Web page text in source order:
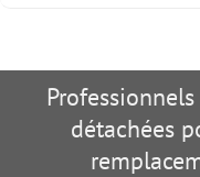
détachées